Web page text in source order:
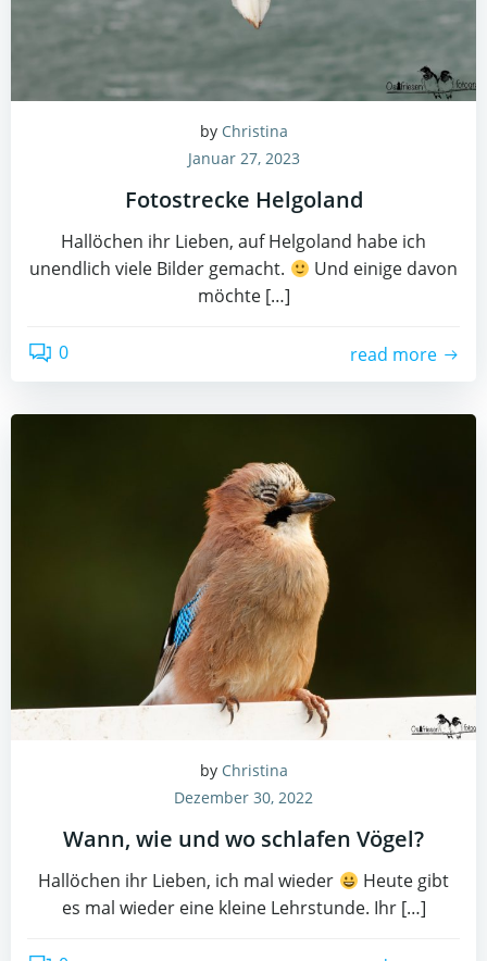
by Christina
Januar 27, 2023
Fotostrecke Helgoland
Hallöchen ihr Lieben, auf Helgoland habe ich
unendlich viele Bilder gemacht.
Und einige davon
möchte […]
0 read more
by Christina
Dezember 30, 2022
Wann, wie und wo schlafen Vögel?
Hallöchen ihr Lieben, ich mal wieder
Heute gibt
es mal wieder eine kleine Lehrstunde. Ihr […]